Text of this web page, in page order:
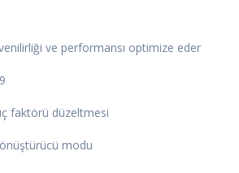
ve performansı optimize eder
faktörü düzeltmesi
modu